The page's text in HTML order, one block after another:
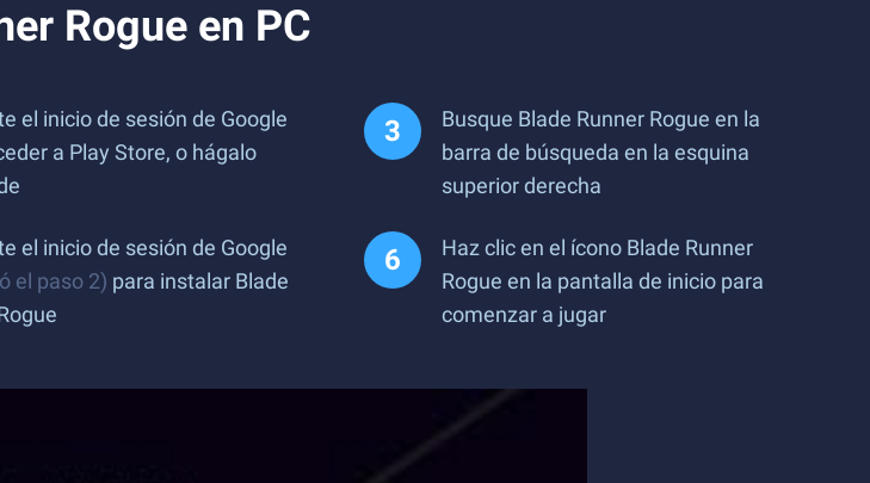
Rogue en PC
el inicio de sesión de Google
a Play Store, o hágalo
Busque Blade Runner Rogue en la
barra de búsqueda en la esquina
superior derecha
el inicio de sesión de Google
el paso 2) para instalar Blade
Haz clic en el ícono Blade Runner
Rogue en la pantalla de inicio para
comenzar a jugar